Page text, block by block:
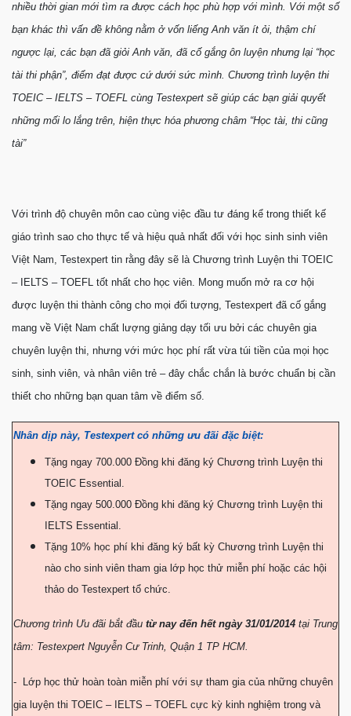
nhiều thời gian mới tìm ra được cách học phù hợp với mình. Với một số
bạn khác thì vấn đề không nằm ở vốn liếng Anh văn ít ỏi, thậm chí
ngược lại, các bạn đã giỏi Anh văn, đã cố gắng ôn luyện nhưng lại “học
tài thi phận”, điểm đạt được cứ dưới sức mình. Chương trình luyện thi
TOEIC – IELTS – TOEFL cùng Testexpert sẽ giúp các bạn giải quyết
những mối lo lắng trên, hiện thực hóa phương châm “Học tài, thi cũng
tài”
Với trình độ chuyên môn cao cùng việc đầu tư đáng kể trong thiết kế
giáo trình sao cho thực tế và hiệu quả nhất đối với học sinh sinh viên
Việt Nam, Testexpert tin rằng đây sẽ là Chương trình Luyện thi TOEIC
– IELTS – TOEFL tốt nhất cho học viên. Mong muốn mở ra cơ hội
được luyện thi thành công cho mọi đối tượng, Testexpert đã cố gắng
mang về Việt Nam chất lượng giảng dạy tối ưu bởi các chuyên gia
chuyên luyện thi, nhưng với mức học phí rất vừa túi tiền của mọi học
sinh, sinh viên, và nhân viên trẻ – đây chắc chắn là bước chuẩn bị cần
thiết cho những bạn quan tâm về điểm số.
Nhân dịp này, Testexpert có những ưu đãi đặc biệt:
Tặng ngay 700.000 Đồng khi đăng ký Chương trình Luyện thi
TOEIC Essential.
Tặng ngay 500.000 Đồng khi đăng ký Chương trình Luyện thi
IELTS Essential.
Tặng 10% học phí khi đăng ký bất kỳ Chương trình Luyện thi
nào cho sinh viên tham gia lớp học thử miễn phí hoặc các hội
thảo do Testexpert tổ chức.
Chương trình Ưu đãi bắt đầu từ nay đến hết ngày 31/01/2014 tại Trung
tâm: Testexpert Nguyễn Cư Trinh, Quận 1 TP HCM.
- Lớp học thử hoàn toàn miễn phí với sự tham gia của những chuyên
gia luyện thi TOEIC – IELTS – TOEFL cực kỳ kinh nghiệm trong và